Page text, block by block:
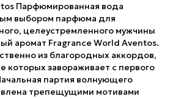
Парфюмированная вода
выбором парфюма для
целеустремленного мужчины
аромат Fragrance World Aventos.
из благородных аккордов,
которых завораживает с первого
партия волнующего
трепещущими мотивами